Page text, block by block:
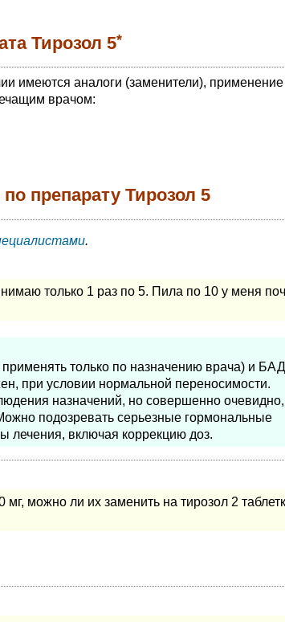
Тирозол 5*
имеются аналоги (заменители), применение
врачом:
препарату Тирозол 5
.
только 1 раз по 5. Пила по 10 у меня
только по назначению врача) и БАД
при условии нормальной переносимости.
назначений, но совершенно очевидно,
подозревать серьезные гормональные
лечения, включая коррекцию доз.
мг, можно ли их заменить на тирозол 2